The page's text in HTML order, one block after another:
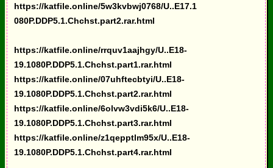
https://katfile.online/5w3kvbwj0768/U..E17.1
080P.DDP5.1.Chchst.part2.rar.html
https://katfile.online/rrquv1aajhgy/U..E18-
19.1080P.DDP5.1.Chchst.part1.rar.html
https://katfile.online/07uhftecbtyi/U..E18-
19.1080P.DDP5.1.Chchst.part2.rar.html
https://katfile.online/6olvw3vdi5k6/U..E18-
19.1080P.DDP5.1.Chchst.part3.rar.html
https://katfile.online/z1qepptlm95x/U..E18-
19.1080P.DDP5.1.Chchst.part4.rar.html